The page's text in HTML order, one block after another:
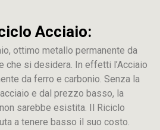
Acciaio:
ottimo metallo permanente da
si desidera. In effetti l’Acciaio
da ferro e carbonio. Senza la
e dal prezzo basso, la
sarebbe esistita. Il Riciclo
a tenere basso il suo costo.